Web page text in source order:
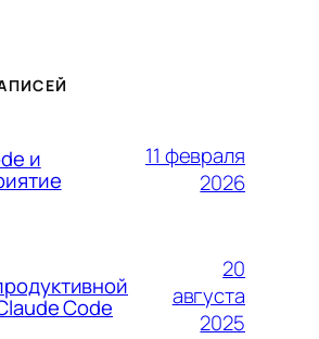
и
11 февраля
2026
Code
20
августа
2025